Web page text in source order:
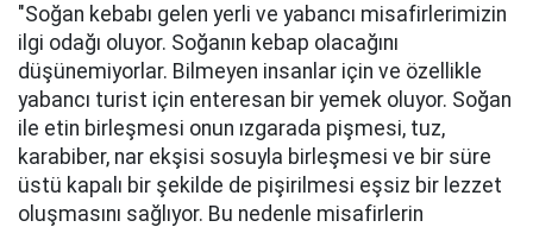
"Soğan kebabı gelen yerli ve yabancı misafirlerimizin
ilgi odağı oluyor. Soğanın kebap olacağını
düşünemiyorlar. Bilmeyen insanlar için ve özellikle
yabancı turist için enteresan bir yemek oluyor. Soğan
ile etin birleşmesi onun ızgarada pişmesi, tuz,
karabiber, nar ekşisi sosuyla birleşmesi ve bir süre
üstü kapalı bir şekilde de pişirilmesi eşsiz bir lezzet
oluşmasını sağlıyor. Bu nedenle misafirlerin